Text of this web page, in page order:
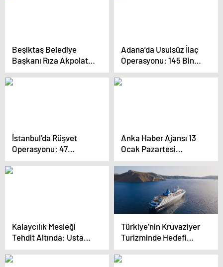
Beşiktaş Belediye
Başkanı Rıza Akpolat,
Usulsüzlük İddialarını
Reddetti
Adana’da Usulsüz İlaç
Operasyonu: 145 Bin
Kutu Ele Geçirildi
İstanbul’da Rüşvet
Operasyonu: 47
Şüpheli Gözaltında
Anka Haber Ajansı 13
Ocak Pazartesi
Gündemi
Kalaycılık Mesleği
Tehdit Altında: Usta
Yetişmiyor
Türkiye’nin Kruvaziyer
Turizminde Hedefi
2025